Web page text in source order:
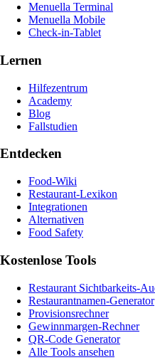
Menuella Terminal
Menuella Mobile
Check-in-Tablet
Lernen
Hilfezentrum
Academy
Blog
Fallstudien
Entdecken
Food-Wiki
Restaurant-Lexikon
Integrationen
Alternativen
Food Safety
Kostenlose Tools
Restaurant Sichtbarkeits-
Restaurantnamen-Generator
Provisionsrechner
Gewinnmargen-Rechner
QR-Code Generator
Alle Tools ansehen